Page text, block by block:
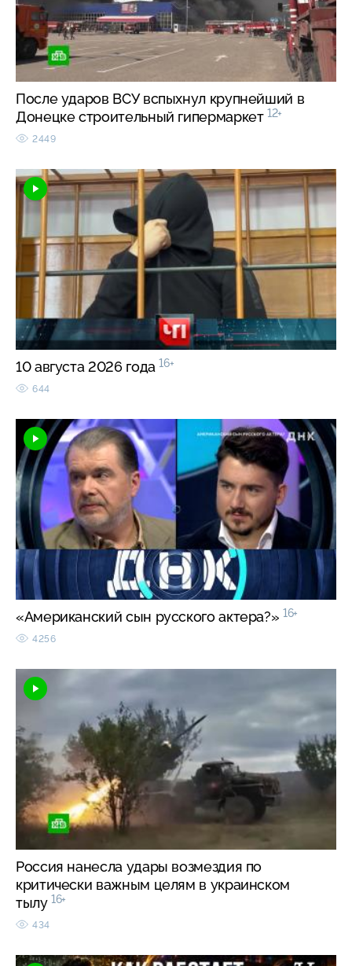
После ударов ВСУ вспыхнул крупнейший в
Донецке строительный гипермаркет 12+
2449
10 августа 2026 года 16+
644
«Американский сын русского актера?» 16+
4256
Россия нанесла удары возмездия по
критически важным целям в украинском
тылу 16+
434